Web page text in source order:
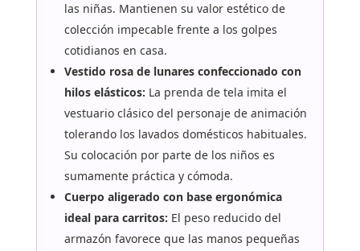
las niñas. Mantienen su valor estético de
colección impecable frente a los golpes
cotidianos en casa.
Vestido rosa de lunares confeccionado con
hilos elásticos: La prenda de tela imita el
vestuario clásico del personaje de animación
tolerando los lavados domésticos habituales.
Su colocación por parte de los niños es
sumamente práctica y cómoda.
Cuerpo aligerado con base ergonómica
ideal para carritos: El peso reducido del
armazón favorece que las manos pequeñas